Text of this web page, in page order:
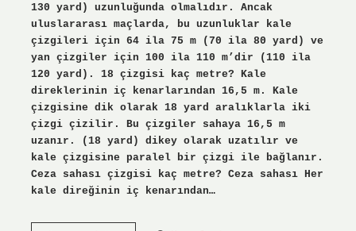
130 yard) uzunluğunda olmalıdır. Ancak
uluslararası maçlarda, bu uzunluklar kale
çizgileri için 64 ila 75 m (70 ila 80 yard) ve
yan çizgiler için 100 ila 110 m’dir (110 ila
120 yard). 18 çizgisi kaç metre? Kale
direklerinin iç kenarlarından 16,5 m. Kale
çizgisine dik olarak 18 yard aralıklarla iki
çizgi çizilir. Bu çizgiler sahaya 16,5 m
uzanır. (18 yard) dikey olarak uzatılır ve
kale çizgisine paralel bir çizgi ile bağlanır.
Ceza sahası çizgisi kaç metre? Ceza sahası Her
kale direğinin iç kenarından…